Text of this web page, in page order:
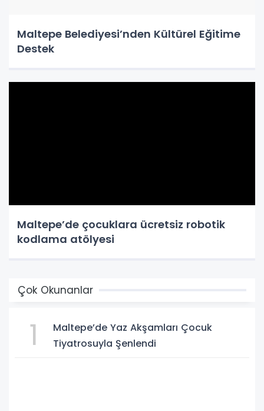
Maltepe Belediyesi’nden Kültürel Eğitime
Destek
Maltepe’de çocuklara ücretsiz robotik
kodlama atölyesi
Çok Okunanlar
1
Maltepe’de Yaz Akşamları Çocuk
Tiyatrosuyla Şenlendi